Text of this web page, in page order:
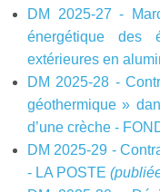
DM 2025-27 -
énergétique
extérieures en
DM 2025-28 -
géothermique »
d’une crèche -
DM 2025-29 -
- LA POSTE